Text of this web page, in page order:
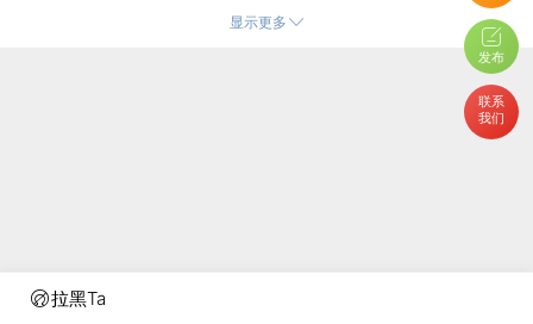
拉黑Ta
发布
联系
我们
29-5-2009 23:39
10-6-2016 23:25
10-6-2016 23:25
显示更多